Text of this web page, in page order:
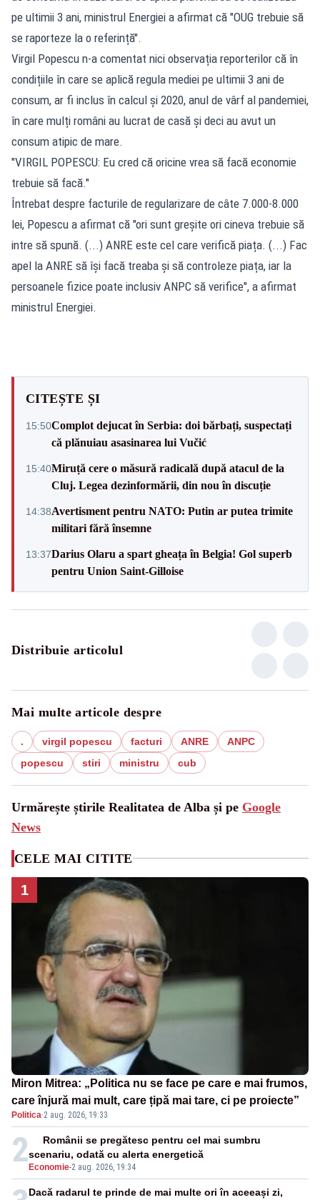
pe ultimii 3 ani, ministrul Energiei a afirmat că "OUG trebuie să
se raporteze la o referință".
Virgil Popescu n-a comentat nici observația reporterilor că în
condițiile în care se aplică regula mediei pe ultimii 3 ani de
consum, ar fi inclus în calcul și 2020, anul de vârf al pandemiei,
în care mulți români au lucrat de casă și deci au avut un
consum atipic de mare.
"VIRGIL POPESCU: Eu cred că oricine vrea să facă economie
trebuie să facă."
Întrebat despre facturile de regularizare de câte 7.000-8.000
lei, Popescu a afirmat că "ori sunt greșite ori cineva trebuie să
intre să spună. (...) ANRE este cel care verifică piața. (...) Fac
apel la ANRE să își facă treaba și să controleze piața, iar la
persoanele fizice poate inclusiv ANPC să verifice", a afirmat
ministrul Energiei.
CITEȘTE ȘI
15:50Complot dejucat în Serbia: doi bărbați, suspectați
că plănuiau asasinarea lui Vučić
15:40Miruță cere o măsură radicală după atacul de la
Cluj. Legea dezinformării, din nou în discuție
14:38Avertisment pentru NATO: Putin ar putea trimite
militari fără însemne
13:37Darius Olaru a spart gheața în Belgia! Gol superb
pentru Union Saint-Gilloise
Distribuie articolul
Mai multe articole despre
. virgil popescu facturi ANRE
ANPC
popescu
stiri ministru cub
Urmărește știrile Realitatea de Alba și pe Google
News
CELE MAI CITITE
1
Miron Mitrea: „Politica nu se face pe care e mai frumos,
care înjură mai mult, care țipă mai tare, ci pe proiecte”
Politica·2 aug. 2026, 19:33
2 Economie-2 aug. 2026, 19:34
Românii se pregătesc pentru cel mai sumbru
scenariu, odată cu alerta energetică
Dacă radarul te prinde de mai multe ori în aceeași zi,